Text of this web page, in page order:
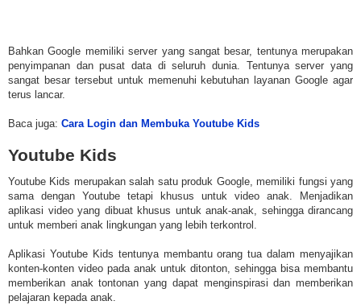
Bahkan Google memiliki server yang sangat besar, tentunya merupakan
penyimpanan dan pusat data di seluruh dunia. Tentunya server yang
sangat besar tersebut untuk memenuhi kebutuhan layanan Google agar
terus lancar.
Baca juga: Cara Login dan Membuka Youtube Kids
Youtube Kids
Youtube Kids merupakan salah satu produk Google, memiliki fungsi yang
sama dengan Youtube tetapi khusus untuk video anak. Menjadikan
aplikasi video yang dibuat khusus untuk anak-anak, sehingga dirancang
untuk memberi anak lingkungan yang lebih terkontrol.
Aplikasi Youtube Kids tentunya membantu orang tua dalam menyajikan
konten-konten video pada anak untuk ditonton, sehingga bisa membantu
memberikan anak tontonan yang dapat menginspirasi dan memberikan
pelajaran kepada anak.